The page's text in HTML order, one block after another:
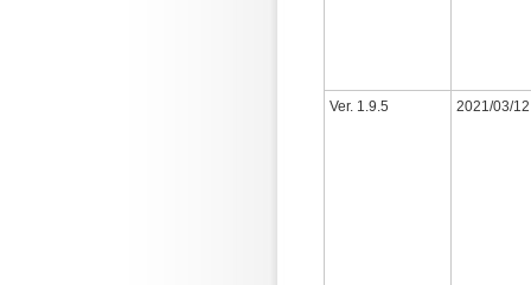
Ver. 1.9.5 2021/03/12